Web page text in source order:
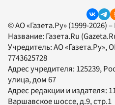
© АО «Газета.Ру» (1999-2026)
Название: Газета.Ru
Учредитель:АО «Газета.Ру»,
7743625728
Адрес учредителя: 125239,
улица, дом 67
Адрес редакции и издателя:
Варшавское шоссе, д.9, стр.1